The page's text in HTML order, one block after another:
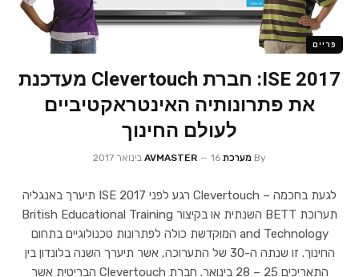
פריים
ISE 2017: חברת Clevertouch מעדכנת
את פתרונותיה האינטראקטיביים
לעולם החינוך
By מערכת AVMASTER 16 בינואר 2017
לגעת בחכמה – Clevertouch רגע לפני ISE 2017 תיערך באנגליה
תערוכת BETT השנתית או בקיצור British Educational Training
and Technology המוקדשת כולה לפתרונות טכנולוגיים בתחום
החינוך. זו שנתה ה-30 של התערוכה, אשר תיערך השנה בלונדון בין
התאריכים 25 – 28 בינואר. חברת Clevertouch הבריטית אשר